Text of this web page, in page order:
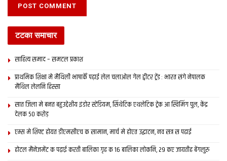
टटका समाचार
साहित्य समाद – समटल प्रकाश
प्राथमिक शि‍क्षा मे मैथि‍ली भाषाकेँ पढ़ाई लेल चलाओल गेल ट्वीटर ट्रेंड : भारत संगे नेपालक
मैथिल लेलनि हिस्सा
सात जिला मे बनत बहुउद्देशीय इंडोर स्‍टेडि‍यम, सिंथेटिक एथलेटिक ट्रेक आ स्विमिंग पुल, केंद्र
देलक 50 करोड़
एम्स मे शिफ्ट होयत डीएमसीएच क सामान, मार्च मे होएत उद्घाटन, नव सत्र स पढाई
होटल मैनेजमेंट क पढ़ाई करती बालिका गृह क 16 बालिका लोकनि, 29 कए जायतीह बेंगलुरु